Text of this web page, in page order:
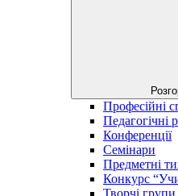
Професійні
Педагогічні
Конференції
Семінари
Предметні
Конкурс
Творчі групи